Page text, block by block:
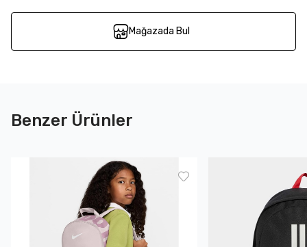
Mağazada Bul
Benzer Ürünler